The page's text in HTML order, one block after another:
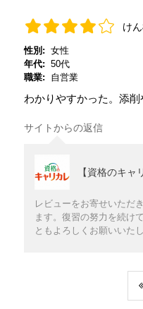
け
性別: 女性
年代: 50代
職業:
自営業
わかりやすかった。添
サイトからの返信
【資格のキャ
レビューをお寄せいただ
ます。復習の努力を続け
ともよろしくお願いいたし